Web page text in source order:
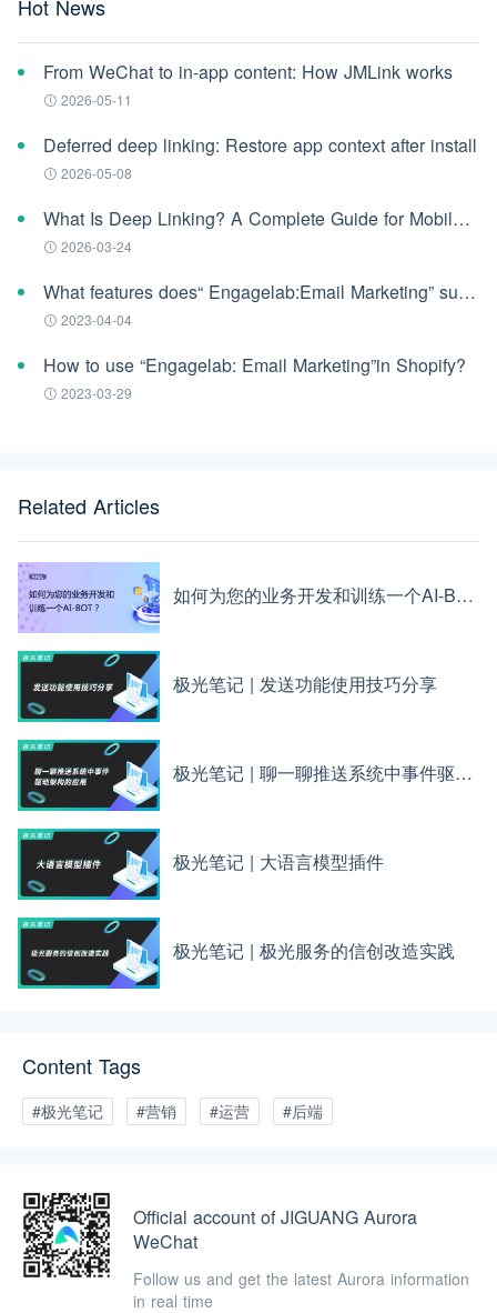
Hot News
From WeChat to in-app content: How JMLink works
2026-05-11
Deferred deep linking: Restore app context after install
2026-05-08
What Is Deep Linking? A Complete Guide for Mobile Apps (2026)
2026-03-24
What features does“ Engagelab:Email Marketing” support?
2023-04-04
How to use “Engagelab: Email Marketing”in Shopify?
2023-03-29
Related Articles
如何为您的业务开发和训练一个AI-BOT？
极光笔记 | 发送功能使用技巧分享
极光笔记 | 聊一聊推送系统中事件驱动架构的应用
极光笔记 | 大语言模型插件
极光笔记 | 极光服务的信创改造实践
Content Tags
#极光笔记 #营销 #运营 #后端
Official account of JIGUANG Aurora
WeChat
Follow us and get the latest Aurora information
in real time